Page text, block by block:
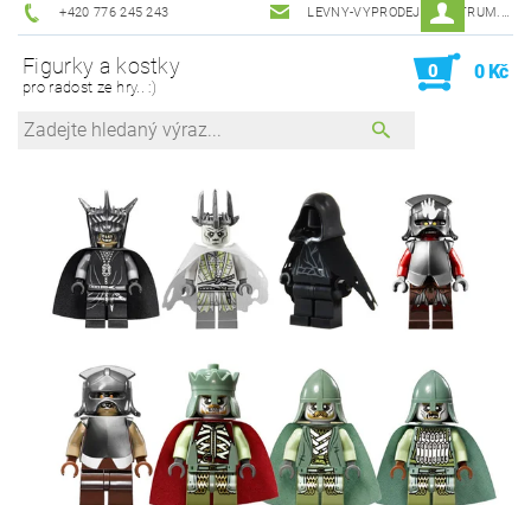
+420 776 245 243 LEVNY-VYPRODEJ@CENTRUM.CZ
Figurky a kostky
pro radost ze hry.. :)
0 0 Kč